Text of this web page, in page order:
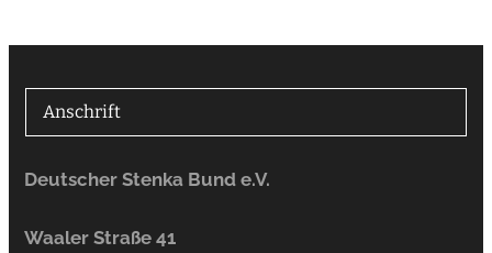
Anschrift
Deutscher Stenka Bund e.V.
Waaler Straße 41